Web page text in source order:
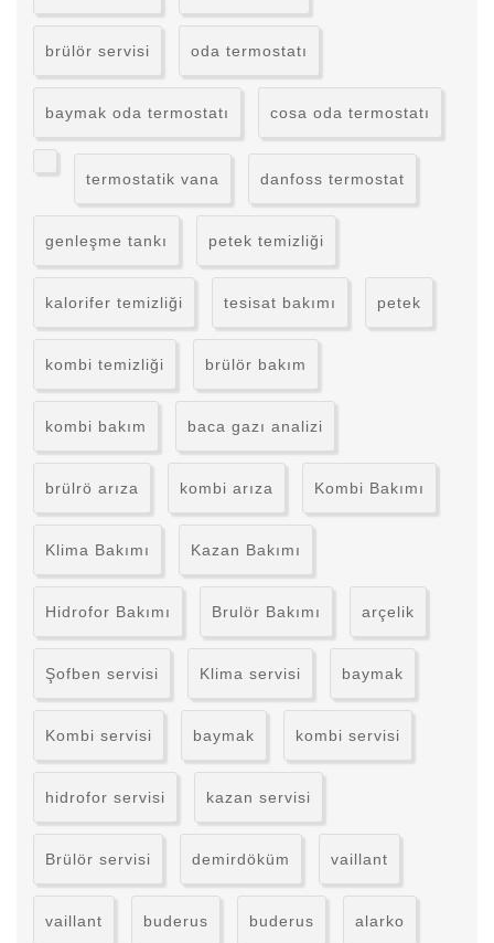
brülör servisi oda termostatı
baymak oda termostatı cosa oda termostatı
termostatik vana danfoss termostat
genleşme tankı petek temizliği
kalorifer temizliği tesisat bakımı petek
kombi temizliği brülör bakım
kombi bakım baca gazı analizi
brülrö arıza kombi arıza Kombi Bakımı
Klima Bakımı Kazan Bakımı
Hidrofor Bakımı Brulör Bakımı arçelik
Şofben servisi Klima servisi baymak
Kombi servisi baymak kombi servisi
hidrofor servisi kazan servisi
Brülör servisi demirdöküm vaillant
vaillant buderus buderus alarko